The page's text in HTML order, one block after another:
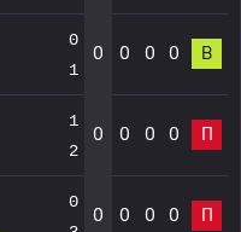
0
1
0 0 0 0 В
1
2
0 0 0 0 П
0
0 0 0 0 П